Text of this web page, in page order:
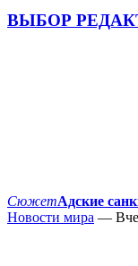
ВЫБОР
СюжетАдские
Новости мира —